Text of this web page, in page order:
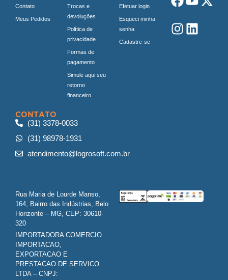
Contato
Meus Pedidos
Trocas e
devoluções
Política de
privacidade
Formas de
pagamento
Simule aqui seu
retorno
financeiro
Efetuar login
Esqueci minha
senha
Cadastre-se
CONTATO
(31) 3378-0033
(31) 98978-1931
atendimento@logrosoft.com.br
Rua Maria de Lourde Manso,
164, Bairro das Indústrias, Belo
Horizonte – MG, CEP: 30610-
320
IMPORTADORA COMERCIO
IMPORTACAO,
EXPORTACAO E
PRESTACAO DE SERVICO
LTDA – CNPJ: